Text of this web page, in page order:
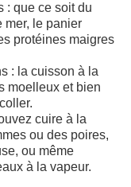
: que ce soit du
mer, le panier
protéines maigres
: la cuisson à la
moelleux et bien
cuire à la
ou des poires,
ou même
à la vapeur.